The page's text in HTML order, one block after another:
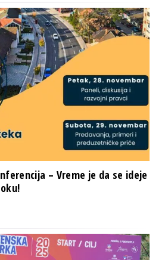
– Vreme je da se ideje